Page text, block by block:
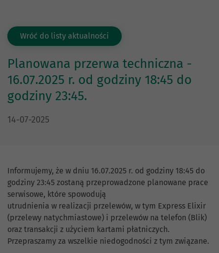
Wróć do listy aktualności
Planowana przerwa techniczna -
16.07.2025 r. od godziny 18:45 do
godziny 23:45.
DATA PUBLIKACJI:
14-07-2025
Informujemy, że w dniu 16.07.2025 r. od godziny 18:45 do
godziny 23:45 zostaną przeprowadzone planowane prace
serwisowe, które spowodują
utrudnienia w realizacji przelewów, w tym Express Elixir
(przelewy natychmiastowe) i przelewów na telefon (Blik)
oraz transakcji z użyciem kartami płatniczych.
Przepraszamy za wszelkie niedogodności z tym związane.